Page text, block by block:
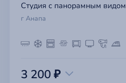
Студия с панорамным видом
г Анапа
3 200 ₽